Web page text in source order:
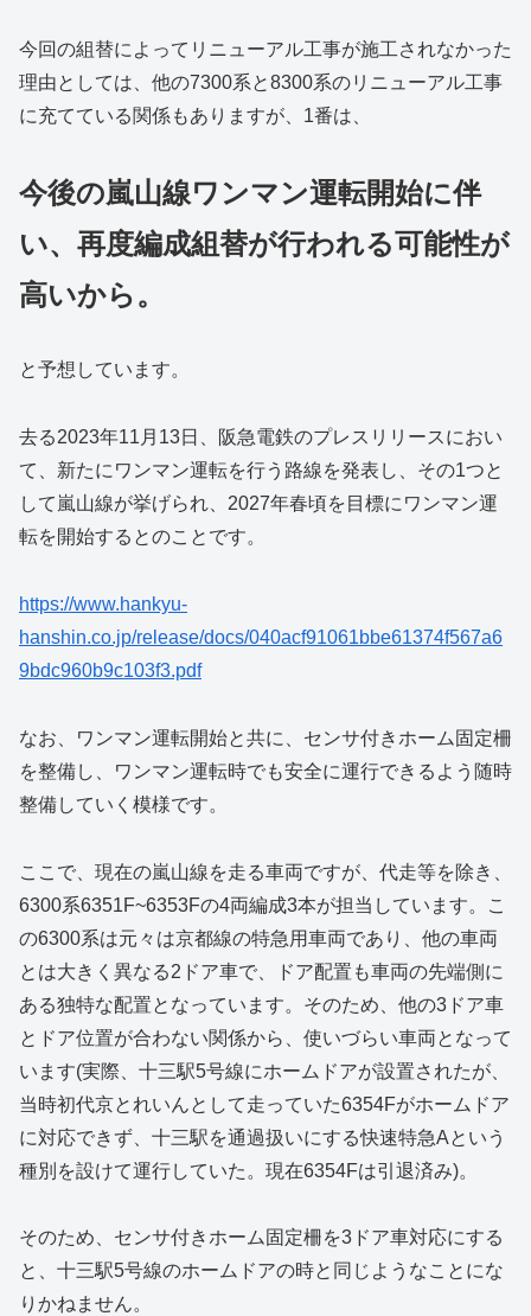
今回の組替によってリニューアル工事が施工されなかった
理由としては、他の7300系と8300系のリニューアル工事
に充てている関係もありますが、1番は、
今後の嵐山線ワンマン運転開始に伴
い、再度編成組替が行われる可能性が
高いから。
と予想しています。
去る2023年11月13日、阪急電鉄のプレスリリースにおい
て、新たにワンマン運転を行う路線を発表し、その1つと
して嵐山線が挙げられ、2027年春頃を目標にワンマン運
転を開始するとのことです。
https://www.hankyu-
hanshin.co.jp/release/docs/040acf91061bbe61374f567a6
9bdc960b9c103f3.pdf
なお、ワンマン運転開始と共に、センサ付きホーム固定柵
を整備し、ワンマン運転時でも安全に運行できるよう随時
整備していく模様です。
ここで、現在の嵐山線を走る車両ですが、代走等を除き、
6300系6351F~6353Fの4両編成3本が担当しています。こ
の6300系は元々は京都線の特急用車両であり、他の車両
とは大きく異なる2ドア車で、ドア配置も車両の先端側に
ある独特な配置となっています。そのため、他の3ドア車
とドア位置が合わない関係から、使いづらい車両となって
います(実際、十三駅5号線にホームドアが設置されたが、
当時初代京とれいんとして走っていた6354Fがホームドア
に対応できず、十三駅を通過扱いにする快速特急Aという
種別を設けて運行していた。現在6354Fは引退済み)。
そのため、センサ付きホーム固定柵を3ドア車対応にする
と、十三駅5号線のホームドアの時と同じようなことにな
りかねません。